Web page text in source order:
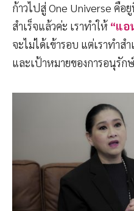
ก้าวไปสู่ One Universe คือ
สำเร็จแล้วค่ะ เราทำให้ “แอ
จะไม่ได้เข้ารอบ แต่เราทำส
และเป้าหมายของการอนุรั